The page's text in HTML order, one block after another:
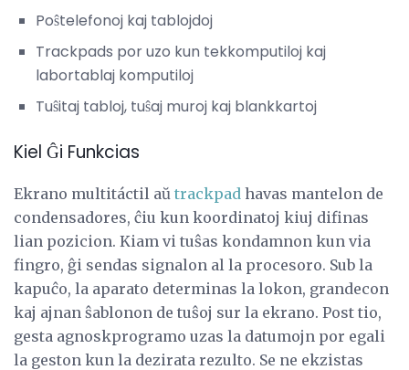
Poŝtelefonoj kaj tablojdoj
Trackpads por uzo kun tekkomputiloj kaj
labortablaj komputiloj
Tuŝitaj tabloj, tuŝaj muroj kaj blankkartoj
Kiel Ĝi Funkcias
Ekrano multitáctil aŭ trackpad havas mantelon de
condensadores, ĉiu kun koordinatoj kiuj difinas
lian pozicion. Kiam vi tuŝas kondamnon kun via
fingro, ĝi sendas signalon al la procesoro. Sub la
kapuĉo, la aparato determinas la lokon, grandecon
kaj ajnan ŝablonon de tuŝoj sur la ekrano. Post tio,
gesta agnoskprogramo uzas la datumojn por egali
la geston kun la dezirata rezulto. Se ne ekzistas